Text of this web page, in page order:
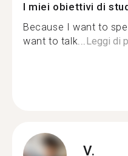
I miei obiettivi di
Because I want to
want to talk...Leggi di
V.